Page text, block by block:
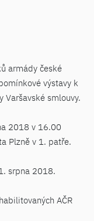
armády české
výstavy k
Varšavské smlouvy.
2018 v 16.00
Plzně v 1. patře.
srpna 2018.
AČR